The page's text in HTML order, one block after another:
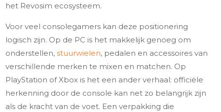
het Revosim ecosysteem.
Voor veel consolegamers kan deze positionering
logisch zijn. Op de PC is het makkelijk genoeg om
onderstellen,stuurwielen, pedalen en accessoires van
verschillende merken te mixen en matchen. Op
PlayStation of Xbox is het een ander verhaal: officiële
herkenning door de console kan net zo belangrijk zijn
als de kracht van de voet. Een verpakking die